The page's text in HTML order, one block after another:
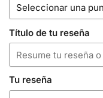
Título de tu reseña
Tu reseña